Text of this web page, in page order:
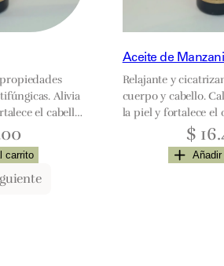
Alivia
el cabello,
hongos.
de la
en la zona
carrito
Aceite de
Relajante y
cuerpo y cabello.
la piel y fortalece el
interno: 6-7 gotas
externo: masajear
zona deseada.
$